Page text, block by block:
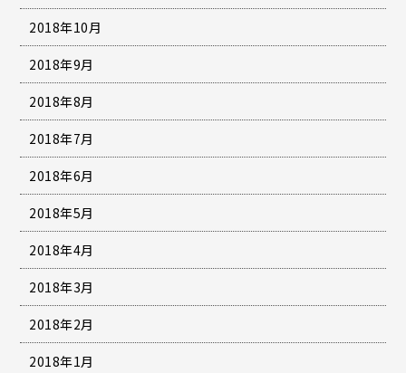
2018年10月
2018年9月
2018年8月
2018年7月
2018年6月
2018年5月
2018年4月
2018年3月
2018年2月
2018年1月